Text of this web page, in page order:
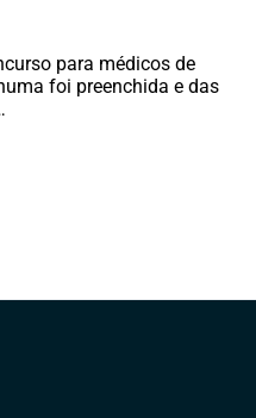
para médicos de
foi preenchida e das